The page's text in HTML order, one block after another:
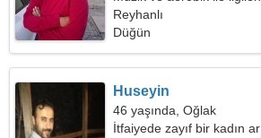
Reyhanlı
Düğün
Huseyin
46 yaşında, Oğlak
İtfaiyede zayıf bir kadın